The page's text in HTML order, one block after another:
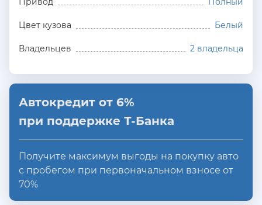
Цвет кузова Белый
Владельцев 2 владельца
Автокредит от 6%
при поддержке Т-Банка
Получите максимум выгоды на покупку авто
с пробегом при первоначальном взносе от
70%